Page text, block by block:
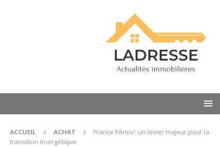
ACCUEIL ACHAT
France Rénov’: un levier majeur pour la
transition énergétique